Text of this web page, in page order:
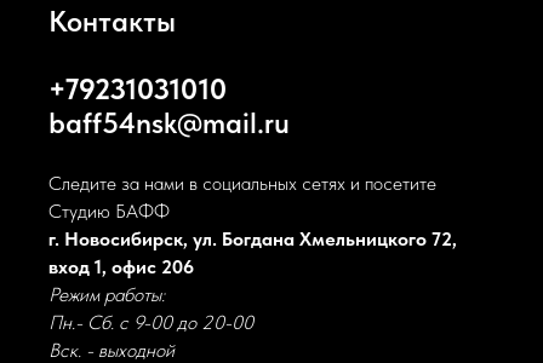
Контакты
+79231031010
baff54nsk@mail.ru
Следите за нами в социальных сетях и посетите
Студию БАФФ
г. Новосибирск, ул. Богдана Хмельницкого 72,
вход 1, офис 206
Режим работы:
Пн.- Сб. с 9-00 до 20-00
Вск. - выходной